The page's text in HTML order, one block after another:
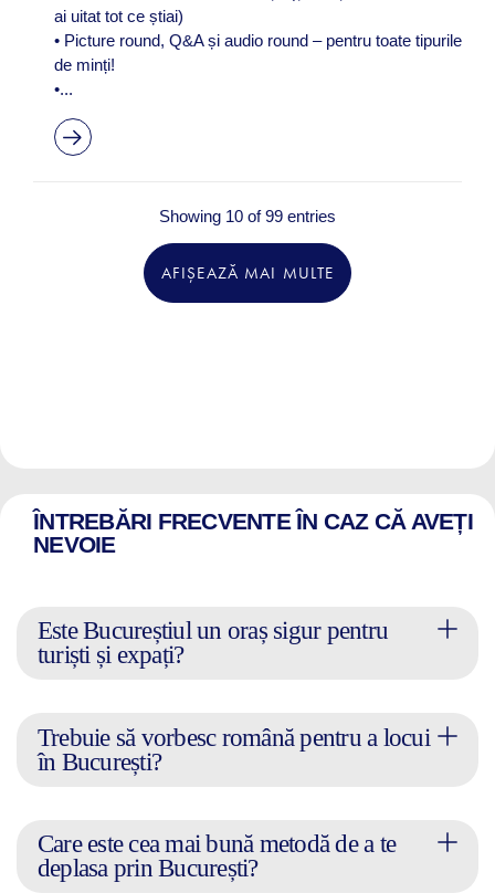
ai uitat tot ce știai)
• Picture round, Q&A și audio round – pentru toate tipurile
de minți!
•...
Showing 10 of 99 entries
AFIȘEAZĂ MAI MULTE
ÎNTREBĂRI FRECVENTE ÎN CAZ CĂ AVEȚI
NEVOIE
Este Bucureștiul un oraș sigur pentru
turiști și expați?
Trebuie să vorbesc română pentru a locui
în București?
Care este cea mai bună metodă de a te
deplasa prin București?